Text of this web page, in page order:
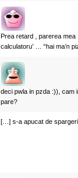
Prea retard , parerea
calculatoru’ … “hai ma’n
deci pwla in pzda :)), cam
pare?
[…] s-a apucat de